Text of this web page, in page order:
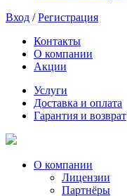
Вход /Регистрация
Контакты
О компании
Акции
Услуги
Доставка и оплата
Гарантия и возврат
О компании
Лицензии
Партнёры